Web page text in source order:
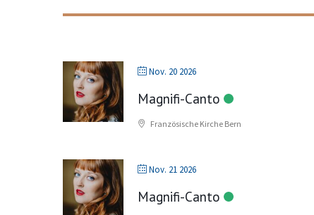
Nov. 20 2026
Magnifi-Canto
Französische Kirche Bern
Nov. 21 2026
Magnifi-Canto